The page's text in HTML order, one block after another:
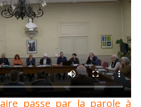
passe par la parole à